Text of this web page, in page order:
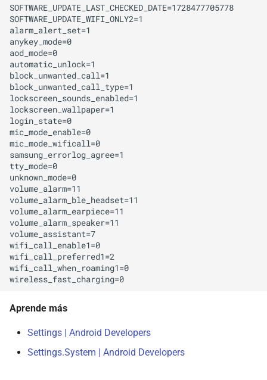
SOFTWARE_UPDATE_LAST_CHECKED_DATE=1728477705778
SOFTWARE_UPDATE_WIFI_ONLY2=1
alarm_alert_set=1
anykey_mode=0
aod_mode=0
automatic_unlock=1
block_unwanted_call=1
block_unwanted_call_type=1
lockscreen_sounds_enabled=1
lockscreen_wallpaper=1
login_state=0
mic_mode_enable=0
mic_mode_wificall=0
samsung_errorlog_agree=1
tty_mode=0
unknown_mode=0
volume_alarm=11
volume_alarm_ble_headset=11
volume_alarm_earpiece=11
volume_alarm_speaker=11
volume_assistant=7
wifi_call_enable1=0
wifi_call_preferred1=2
wifi_call_when_roaming1=0
Aprende más
Settings | Android Developers
Settings.System | Android Developers